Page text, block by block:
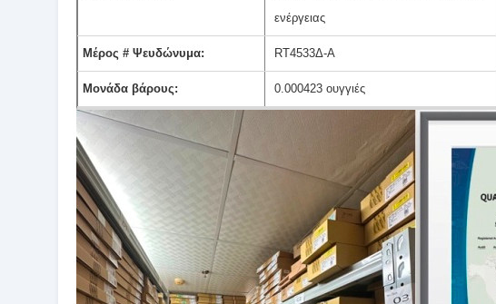
ενέργειας
Μέρος # Ψευδώνυμα: RT4533Δ-Α
Μονάδα βάρους: 0.000423 ουγγιές